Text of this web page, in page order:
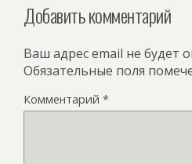
Добавить комментарий
Ваш адрес email не будет
Обязательные поля
Комментарий *